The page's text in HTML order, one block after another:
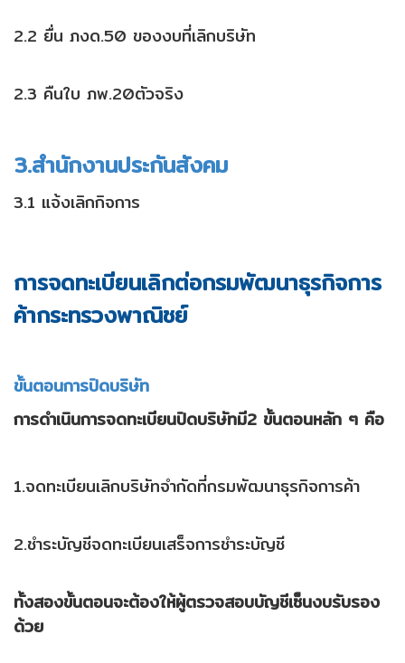
2.2 ยื่น ภงด.50 ของงบที่เลิกบริษัท
2.3 คืนใบ ภพ.20ตัวจริง
3.สำนักงานประกันสังคม
3.1 แจ้งเลิกกิจการ
การจดทะเบียนเลิกต่อกรมพัฒนาธุรกิจการ
ค้ากระทรวงพาณิชย์
ขั้นตอนการปิดบริษัท
การดำเนินการจดทะเบียนปิดบริษัทมี2 ขั้นตอนหลัก ๆ คือ
1.จดทะเบียนเลิกบริษัทจำกัดที่กรมพัฒนาธุรกิจการค้า
2.ชำระบัญชีจดทะเบียนเสร็จการชำระบัญชี
ทั้งสองขั้นตอนจะต้องให้ผู้ตรวจสอบบัญชีเซ็นงบรับรอง
ด้วย